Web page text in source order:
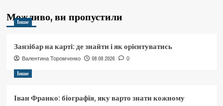
Можливо, ви пропустили
Інше
Занзібар на карті: де знайти і як орієнтуватись
Валентина Торомченко 08.08.2026 0
Інше
Іван Франко: біографія, яку варто знати кожному